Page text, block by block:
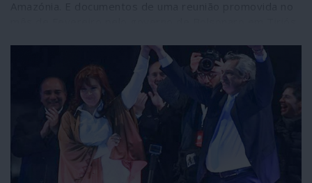
catástrofe em curso - e que esteve mais de duas
semanas silenciada. Brasília entende que os projectos
de defesa da Amazónia atentam contra a soberania
nacional e contrapõe planos que são de verdadeira
colonização humana da região, implicando a devastação
das suas riquezas naturais e culturais. Culpar as
organizações não-governamentais pelos incêndios em
curso é apenas uma das várias tácticas previstas na
estratégia fascista dos bolsonarianos.